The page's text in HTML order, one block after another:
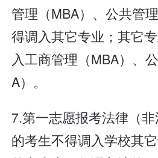
管理（MBA）、公共管
得调入其它专业；其它
入工商管理（MBA）、
A）。
7.第一志愿报考法律（
的考生不得调入学校其